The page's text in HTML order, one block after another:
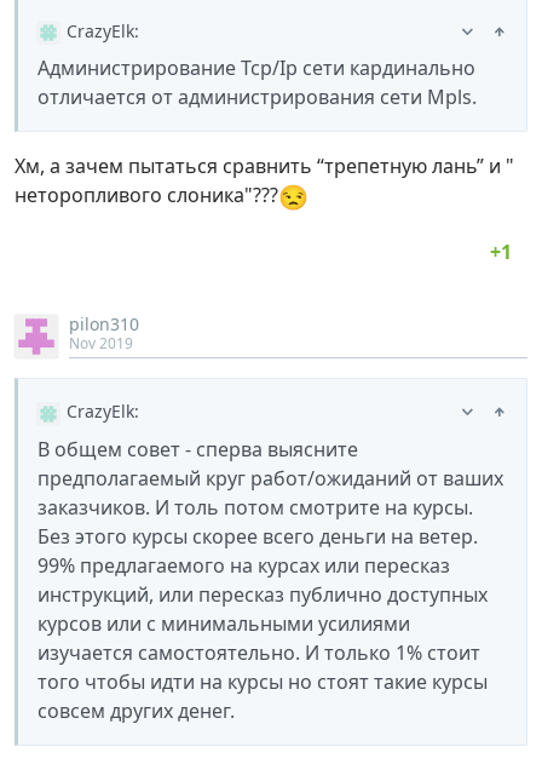
CrazyElk:
Администрирование Tcp/Ip сети кардинально
отличается от администрирования сети Mpls.
Хм, а зачем пытаться сравнить “трепетную лань” и "
неторопливого слоника"???😒
pilon310
Nov 2019
CrazyElk:
В общем совет - сперва выясните
предполагаемый круг работ/ожиданий от ваших
заказчиков. И толь потом смотрите на курсы.
Без этого курсы скорее всего деньги на ветер.
99% предлагаемого на курсах или пересказ
инструкций, или пересказ публично доступных
курсов или с минимальными усилиями
изучается самостоятельно. И только 1% стоит
того чтобы идти на курсы но стоят такие курсы
совсем других денег.